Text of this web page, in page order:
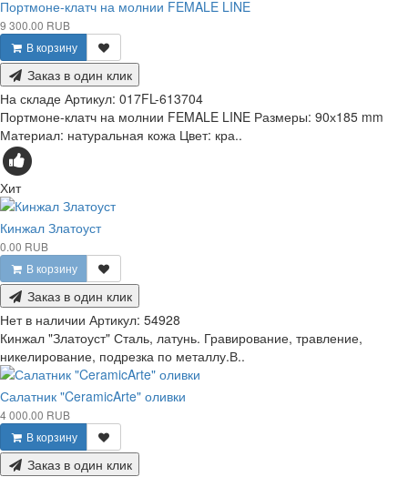
Портмоне-клатч на молнии FEMALE LINE
9 300.00 RUB
В корзину
Заказ в один клик
На складе Артикул: 017FL-613704
Портмоне-клатч на молнии FEMALE LINE Размеры: 90х185 mm
Материал: натуральная кожа Цвет: кра..
Хит
Кинжал Златоуст
0.00 RUB
В корзину
Заказ в один клик
Нет в наличии Артикул: 54928
Кинжал "Златоуст" Сталь, латунь. Гравирование, травление,
никелирование, подрезка по металлу.В..
Салатник "CeramicArte" оливки
4 000.00 RUB
В корзину
Заказ в один клик